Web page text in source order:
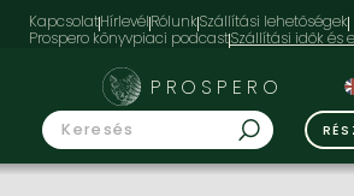
KapcsolatHírlevélRólunkSzállítási lehetőségek
Prospero könyvpiaci podcast
PROSPERO